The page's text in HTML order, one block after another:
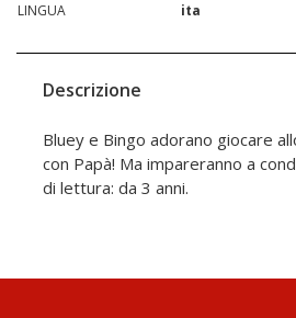
LINGUA
ita
Descrizione
Bluey e Bingo adorano giocare
con Papà! Ma impareranno a
di lettura: da 3 anni.